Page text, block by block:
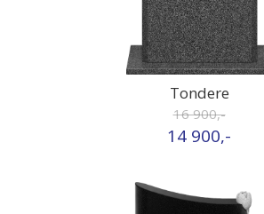
Tondere
16 900,-
14 900,-